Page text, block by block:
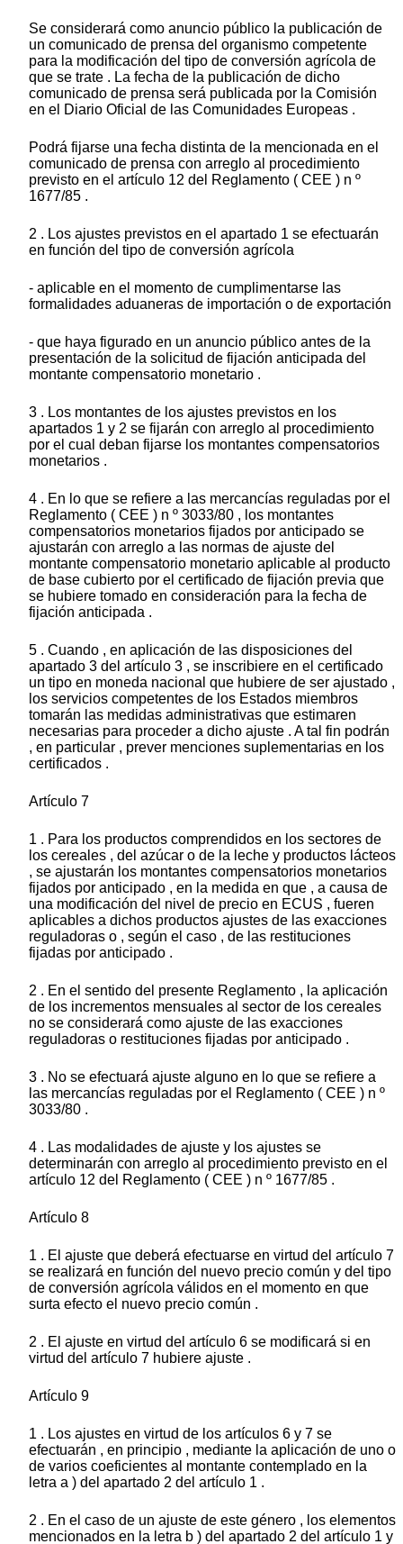
Se considerará como anuncio público la publicación de
un comunicado de prensa del organismo competente
para la modificación del tipo de conversión agrícola de
que se trate . La fecha de la publicación de dicho
comunicado de prensa será publicada por la Comisión
en el Diario Oficial de las Comunidades Europeas .
Podrá fijarse una fecha distinta de la mencionada en el
comunicado de prensa con arreglo al procedimiento
previsto en el artículo 12 del Reglamento ( CEE ) n º
1677/85 .
2 . Los ajustes previstos en el apartado 1 se efectuarán
en función del tipo de conversión agrícola
- aplicable en el momento de cumplimentarse las
formalidades aduaneras de importación o de exportación
- que haya figurado en un anuncio público antes de la
presentación de la solicitud de fijación anticipada del
montante compensatorio monetario .
3 . Los montantes de los ajustes previstos en los
apartados 1 y 2 se fijarán con arreglo al procedimiento
por el cual deban fijarse los montantes compensatorios
monetarios .
4 . En lo que se refiere a las mercancías reguladas por el
Reglamento ( CEE ) n º 3033/80 , los montantes
compensatorios monetarios fijados por anticipado se
ajustarán con arreglo a las normas de ajuste del
montante compensatorio monetario aplicable al producto
de base cubierto por el certificado de fijación previa que
se hubiere tomado en consideración para la fecha de
fijación anticipada .
5 . Cuando , en aplicación de las disposiciones del
apartado 3 del artículo 3 , se inscribiere en el certificado
un tipo en moneda nacional que hubiere de ser ajustado ,
los servicios competentes de los Estados miembros
tomarán las medidas administrativas que estimaren
necesarias para proceder a dicho ajuste . A tal fin podrán
, en particular , prever menciones suplementarias en los
certificados .
Artículo 7
1 . Para los productos comprendidos en los sectores de
los cereales , del azúcar o de la leche y productos lácteos
, se ajustarán los montantes compensatorios monetarios
fijados por anticipado , en la medida en que , a causa de
una modificación del nivel de precio en ECUS , fueren
aplicables a dichos productos ajustes de las exacciones
reguladoras o , según el caso , de las restituciones
fijadas por anticipado .
2 . En el sentido del presente Reglamento , la aplicación
de los incrementos mensuales al sector de los cereales
no se considerará como ajuste de las exacciones
reguladoras o restituciones fijadas por anticipado .
3 . No se efectuará ajuste alguno en lo que se refiere a
las mercancías reguladas por el Reglamento ( CEE ) n º
3033/80 .
4 . Las modalidades de ajuste y los ajustes se
determinarán con arreglo al procedimiento previsto en el
artículo 12 del Reglamento ( CEE ) n º 1677/85 .
Artículo 8
1 . El ajuste que deberá efectuarse en virtud del artículo 7
se realizará en función del nuevo precio común y del tipo
de conversión agrícola válidos en el momento en que
surta efecto el nuevo precio común .
2 . El ajuste en virtud del artículo 6 se modificará si en
virtud del artículo 7 hubiere ajuste .
Artículo 9
1 . Los ajustes en virtud de los artículos 6 y 7 se
efectuarán , en principio , mediante la aplicación de uno o
de varios coeficientes al montante contemplado en la
letra a ) del apartado 2 del artículo 1 .
2 . En el caso de un ajuste de este género , los elementos
mencionados en la letra b ) del apartado 2 del artículo 1 y